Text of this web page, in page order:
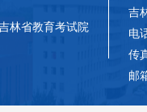
林省教育考试院
吉
电
传
邮